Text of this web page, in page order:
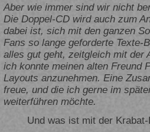
Aber wie immer sind wir nicht
Die Doppel-CD wird auch zum
dabei ist, sich mit den ganzen
Fans so lange geforderte Texte-
alles gut geht, zeitgleich mit der
ich konnte meinen alten Freund
Layouts anzunehmen. Eine
freue, und die ich gerne im
weiterführen möchte.
Und was ist mit der